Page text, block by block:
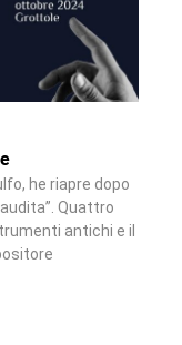
he riapre dopo
Quattro
antichi e il